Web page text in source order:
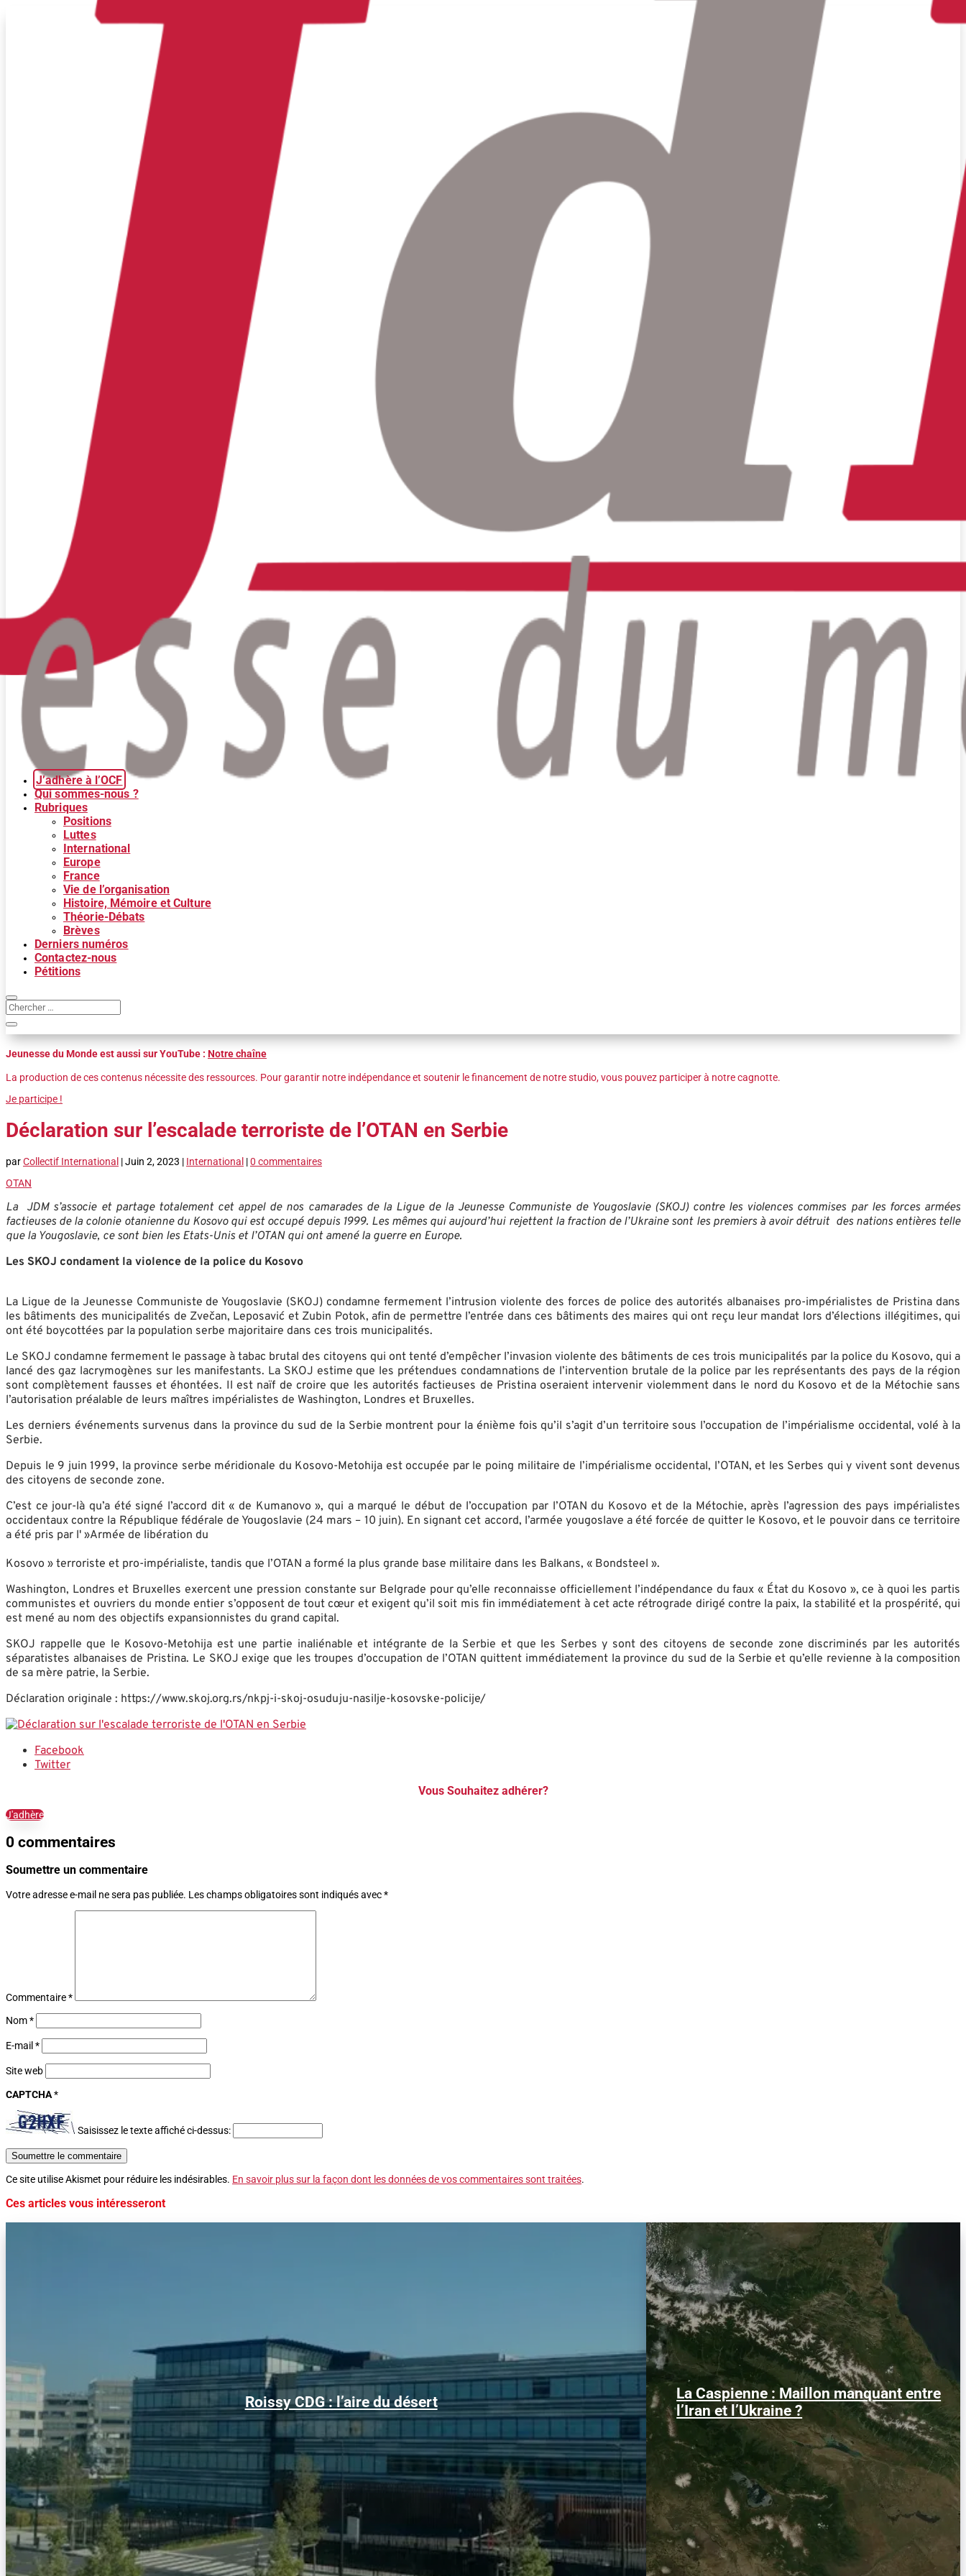
J’adhère à l’OCF
Qui sommes-nous ?
Rubriques
Positions
Luttes
International
Europe
France
Vie de l’organisation
Histoire, Mémoire et Culture
Théorie-Débats
Brèves
Derniers numéros
Contactez-nous
Pétitions
Jeunesse du Monde est aussi sur YouTube : Notre chaîne
La production de ces contenus nécessite des ressources. Pour garantir notre indépendance et soutenir le financement de notre studio, vous pouvez participer à notre cagnotte.
Je participe !
Déclaration sur l’escalade terroriste de l’OTAN en Serbie
parCollectif International |Juin 2, 2023 | International |0 commentaires
OTAN
La JDM s’associe et partage totalement cet appel de nos camarades de la Ligue de la Jeunesse Communiste de Yougoslavie (SKOJ) contre les violences commises par les forces armées
factieuses de la colonie otanienne du Kosovo qui est occupé depuis 1999. Les mêmes qui aujourd’hui rejettent la fraction de l’Ukraine sont les premiers à avoir détruit des nations entières telle
que la Yougoslavie, ce sont bien les Etats-Unis et l’OTAN qui ont amené la guerre en Europe.
Les SKOJ condament la violence de la police du Kosovo
La Ligue de la Jeunesse Communiste de Yougoslavie (SKOJ) condamne fermement l’intrusion violente des forces de police des autorités albanaises pro-impérialistes de Pristina dans
les bâtiments des municipalités de Zvečan, Leposavić et Zubin Potok, afin de permettre l’entrée dans ces bâtiments des maires qui ont reçu leur mandat lors d’élections illégitimes, qui
ont été boycottées par la population serbe majoritaire dans ces trois municipalités.
Le SKOJ condamne fermement le passage à tabac brutal des citoyens qui ont tenté d’empêcher l’invasion violente des bâtiments de ces trois municipalités par la police du Kosovo, qui a
lancé des gaz lacrymogènes sur les manifestants. La SKOJ estime que les prétendues condamnations de l’intervention brutale de la police par les représentants des pays de la région
sont complètement fausses et éhontées. Il est naïf de croire que les autorités factieuses de Pristina oseraient intervenir violemment dans le nord du Kosovo et de la Métochie sans
l’autorisation préalable de leurs maîtres impérialistes de Washington, Londres et Bruxelles.
Les derniers événements survenus dans la province du sud de la Serbie montrent pour la énième fois qu’il s’agit d’un territoire sous l’occupation de l’impérialisme occidental, volé à la
Serbie.
Depuis le 9 juin 1999, la province serbe méridionale du Kosovo-Metohija est occupée par le poing militaire de l’impérialisme occidental, l’OTAN, et les Serbes qui y vivent sont devenus
des citoyens de seconde zone.
C’est ce jour-là qu’a été signé l’accord dit « de Kumanovo », qui a marqué le début de l’occupation par l’OTAN du Kosovo et de la Métochie, après l’agression des pays impérialistes
occidentaux contre la République fédérale de Yougoslavie (24 mars – 10 juin). En signant cet accord, l’armée yougoslave a été forcée de quitter le Kosovo, et le pouvoir dans ce territoire
a été pris par l' »Armée de libération du
Kosovo » terroriste et pro-impérialiste, tandis que l’OTAN a formé la plus grande base militaire dans les Balkans, « Bondsteel ».
Washington, Londres et Bruxelles exercent une pression constante sur Belgrade pour qu’elle reconnaisse officiellement l’indépendance du faux « État du Kosovo », ce à quoi les partis
communistes et ouvriers du monde entier s’opposent de tout cœur et exigent qu’il soit mis fin immédiatement à cet acte rétrograde dirigé contre la paix, la stabilité et la prospérité, qui
est mené au nom des objectifs expansionnistes du grand capital.
SKOJ rappelle que le Kosovo-Metohija est une partie inaliénable et intégrante de la Serbie et que les Serbes y sont des citoyens de seconde zone discriminés par les autorités
séparatistes albanaises de Pristina. Le SKOJ exige que les troupes d’occupation de l’OTAN quittent immédiatement la province du sud de la Serbie et qu’elle revienne à la composition
de sa mère patrie, la Serbie.
Déclaration originale : https://www.skoj.org.rs/nkpj-i-skoj-osuduju-nasilje-kosovske-policije/
Facebook
Twitter
Vous Souhaitez adhérer?
J'adhère
0 commentaires
Soumettre un commentaire
Votre adresse e-mail ne sera pas publiée. Les champs obligatoires sont indiqués avec*
Commentaire*
Nom*
E-mail *
Site web
CAPTCHA*
Saisissez le texte affiché ci-dessus:
Soumettre le commentaire
Ce site utilise Akismet pour réduire les indésirables. En savoir plus sur la façon dont les données de vos commentaires sont traitées.
Ces articles vous intéresseront
Roissy CDG : l’aire du désertAlors que le trafic aérien a retrouvé son niveau d’avant la
pandémie, les conditions d’obtention...
La Caspienne : Maillon manquant entre
l’Iran et l’Ukraine ?
Samedi 25 juillet 2026, des drones
ukrainiens ont frappé plusieurs cibles en
mer Caspienne, parmi...